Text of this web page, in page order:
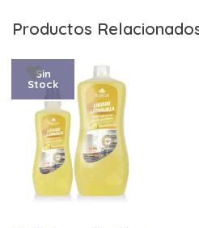
Productos
Sin
Stock